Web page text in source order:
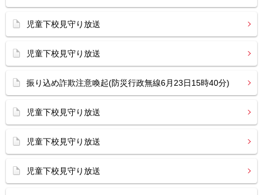
児童下校見守り放送
児童下校見守り放送
振り込め詐欺注意喚起(防災行政無線6月23日15時40分)
児童下校見守り放送
児童下校見守り放送
児童下校見守り放送